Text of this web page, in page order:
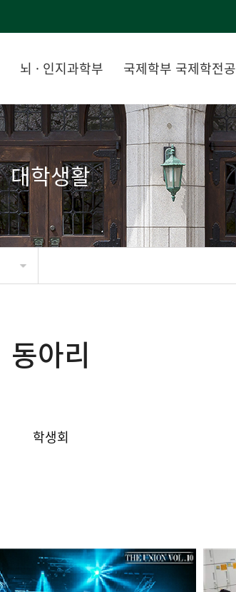
뇌 · 인지과학부 국제학부 국제학전공
대학생활
동아리
학생회